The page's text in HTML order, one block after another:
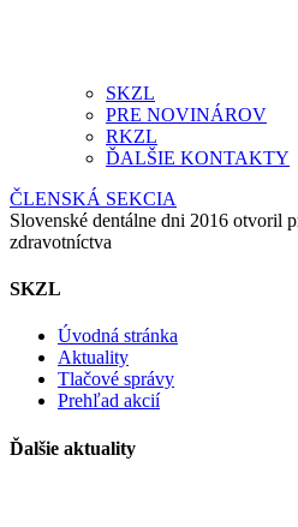
SKZL
PRE NOVINÁROV
RKZL
ĎALŠIE KONTAKTY
ČLENSKÁ SEKCIA
Slovenské dentálne dni 2016 otvoril
zdravotníctva
SKZL
Úvodná stránka
Aktuality
Tlačové správy
Prehľad akcií
Ďalšie aktuality